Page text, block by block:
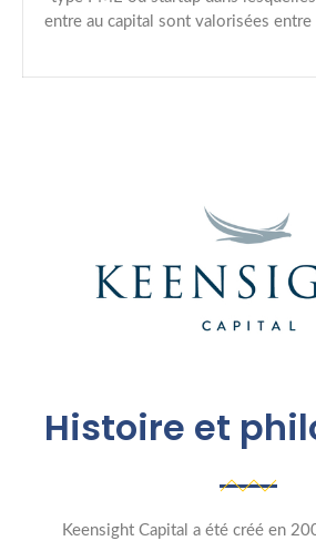
entre au capital sont valorisées
Histoire et
Keensight Capital a été créé en